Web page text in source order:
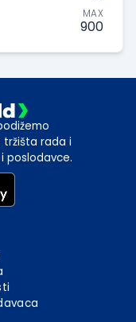
MAX
900
rada i
poslodavce.